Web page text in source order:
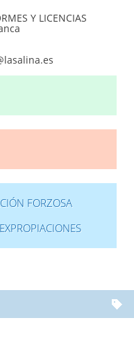
Y LICENCIAS
FORZOSA